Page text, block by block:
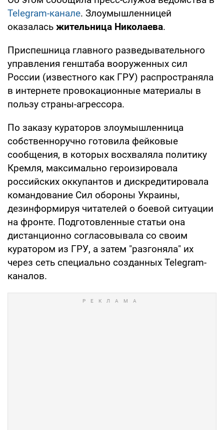
Telegram-канале. Злоумышленницей
оказалась жительница Николаева.
Приспешница главного разведывательного
управления генштаба вооруженных сил
России (известного как ГРУ) распространяла
в интернете провокационные материалы в
пользу страны-агрессора.
По заказу кураторов злоумышленница
собственноручно готовила фейковые
сообщения, в которых восхваляла политику
Кремля, максимально героизировала
российских оккупантов и дискредитировала
командование Сил обороны Украины,
дезинформируя читателей о боевой ситуации
на фронте. Подготовленные статьи она
дистанционно согласовывала со своим
куратором из ГРУ, а затем "разгоняла" их
через сеть специально созданных Telegram-
каналов.